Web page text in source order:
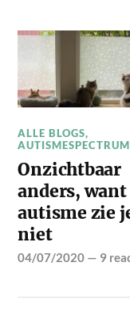
ALLE BLOGS,
AUTISMESPECTRUM
Onzichtbaar
anders, want
autisme zie
niet
04/07/2020 — 9